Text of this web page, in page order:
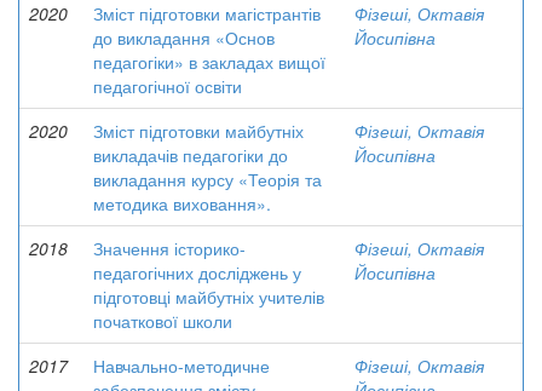
2020
Зміст підготовки магістрантів
до викладання «Основ
педагогіки» в закладах вищої
педагогічної освіти
Фізеші, Октавія
Йосипівна
2020
Зміст підготовки майбутніх
викладачів педагогіки до
викладання курсу «Теорія та
методика виховання».
Фізеші, Октавія
Йосипівна
2018
Значення історико-
педагогічних досліджень у
підготовці майбутніх учителів
початкової школи
Фізеші, Октавія
Йосипівна
2017
Навчально-методичне
Фізеші, Октавія